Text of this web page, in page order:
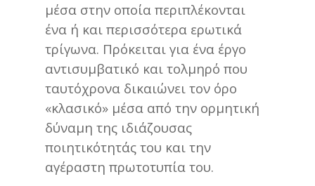
μέσα στην οποία περιπλέκονται
ένα ή και περισσότερα ερωτικά
τρίγωνα. Πρόκειται για ένα έργο
αντισυμβατικό και τολμηρό που
ταυτόχρονα δικαιώνει τον όρο
«κλασικό» μέσα από την ορμητική
δύναμη της ιδιάζουσας
ποιητικότητάς του και την
αγέραστη πρωτοτυπία του.